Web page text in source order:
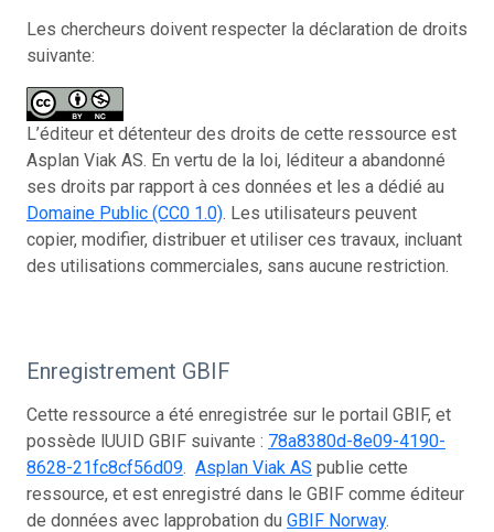
Les chercheurs doivent respecter la déclaration de droits
suivante:
L’éditeur et détenteur des droits de cette ressource est
Asplan Viak AS. En vertu de la loi, léditeur a abandonné
ses droits par rapport à ces données et les a dédié au
Domaine Public (CC0 1.0). Les utilisateurs peuvent
copier, modifier, distribuer et utiliser ces travaux, incluant
des utilisations commerciales, sans aucune restriction.
Enregistrement GBIF
Cette ressource a été enregistrée sur le portail GBIF, et
possède lUUID GBIF suivante : 78a8380d-8e09-4190-
8628-21fc8cf56d09. Asplan Viak AS publie cette
ressource, et est enregistré dans le GBIF comme éditeur
de données avec lapprobation du GBIF Norway.